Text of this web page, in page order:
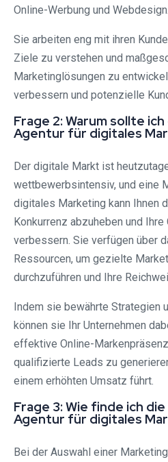
Online-Werbung und Webdesign.
Sie arbeiten eng mit ihren
Ziele zu verstehen und
Marketinglösungen zu
verbessern und potenzielle
Frage 2: Warum sollte
Agentur für digitales
Der digitale Markt ist
wettbewerbsintensiv, und eine
digitales Marketing kann Ihnen
Konkurrenz abzuheben und
verbessern. Sie verfügen über
Ressourcen, um gezielte
durchzuführen und Ihre
Indem sie bewährte Strategien
können sie Ihr Unternehmen
effektive Online-
qualifizierte Leads zu
einem erhöhten Umsatz führt.
Frage 3: Wie finde ich
Agentur für digitales
Bei der Auswahl einer